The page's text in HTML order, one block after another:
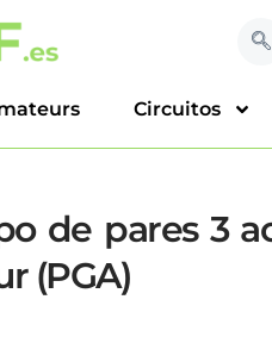
Circuitos
de pares 3
(PGA)